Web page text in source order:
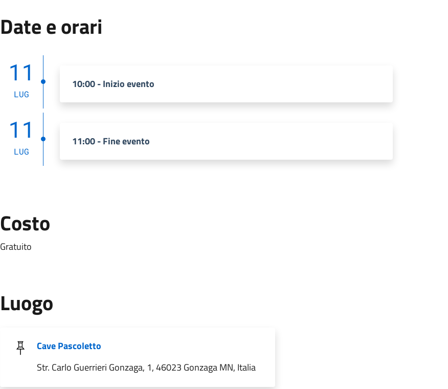
Date e orari
11
LUG
10:00 - Inizio evento
11
LUG
11:00 - Fine evento
Costo
Gratuito
Luogo
Cave Pascoletto
Str. Carlo Guerrieri Gonzaga, 1, 46023 Gonzaga MN, Italia